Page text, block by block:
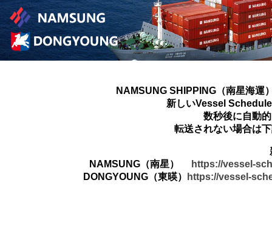
NAMSUNG SHIPPING（南星海運
新しいVessel
数秒後に自動
転送されない場合は
NAMSUNG（南星）
https://vessel-
DONGYOUNG（東暎）
https://vessel-